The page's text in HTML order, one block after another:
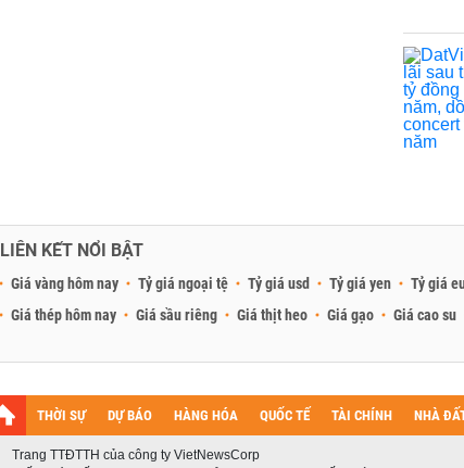
LIÊN KẾT NỔI BẬT
Giá vàng hôm nay Tỷ giá ngoại tệ Tỷ giá usd Tỷ giá yen Tỷ giá
Giá thép hôm nay
Giá sầu riêng Giá thịt heo Giá gạo Giá cao su
THỜI SỰ DỰ BÁO HÀNG HÓA QUỐC TẾ TÀI CHÍNH NHÀ
Trang TTĐTTH của công ty VietNewsCorp